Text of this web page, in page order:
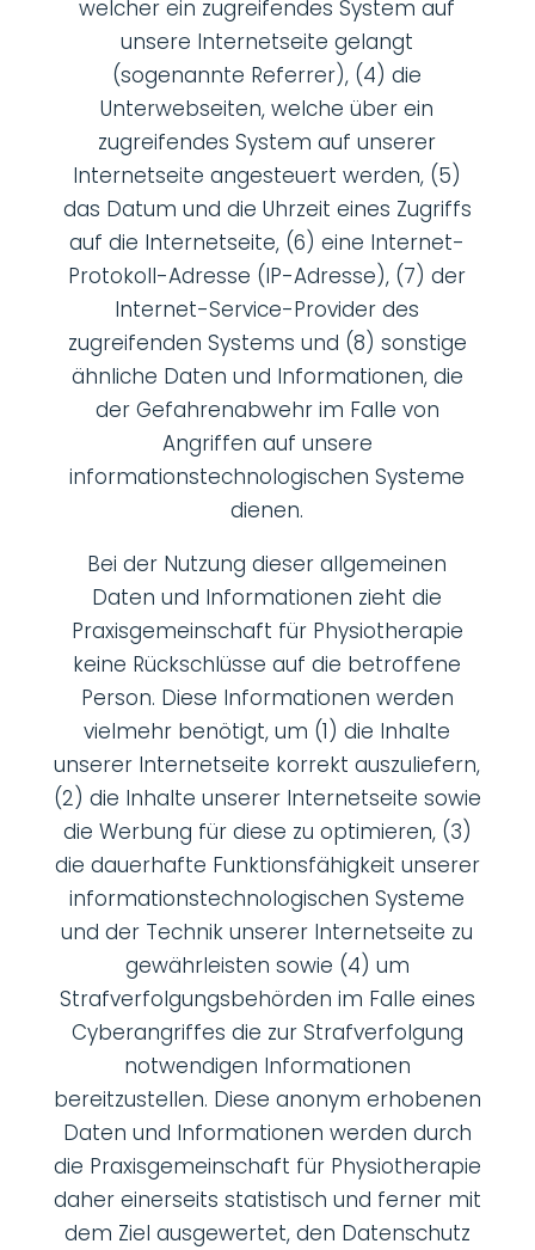
welcher ein zugreifendes System auf
unsere Internetseite gelangt
(sogenannte Referrer), (4) die
Unterwebseiten, welche über ein
zugreifendes System auf unserer
Internetseite angesteuert werden, (5)
das Datum und die Uhrzeit eines Zugriffs
auf die Internetseite, (6) eine Internet-
Protokoll-Adresse (IP-Adresse), (7) der
Internet-Service-Provider des
zugreifenden Systems und (8) sonstige
ähnliche Daten und Informationen, die
der Gefahrenabwehr im Falle von
Angriffen auf unsere
informationstechnologischen Systeme
dienen.
Bei der Nutzung dieser allgemeinen
Daten und Informationen zieht die
Praxisgemeinschaft für Physiotherapie
keine Rückschlüsse auf die betroffene
Person. Diese Informationen werden
vielmehr benötigt, um (1) die Inhalte
unserer Internetseite korrekt auszuliefern,
(2) die Inhalte unserer Internetseite sowie
die Werbung für diese zu optimieren, (3)
die dauerhafte Funktionsfähigkeit unserer
informationstechnologischen Systeme
und der Technik unserer Internetseite zu
gewährleisten sowie (4) um
Strafverfolgungsbehörden im Falle eines
Cyberangriffes die zur Strafverfolgung
notwendigen Informationen
bereitzustellen. Diese anonym erhobenen
Daten und Informationen werden durch
die Praxisgemeinschaft für Physiotherapie
daher einerseits statistisch und ferner mit
dem Ziel ausgewertet, den Datenschutz